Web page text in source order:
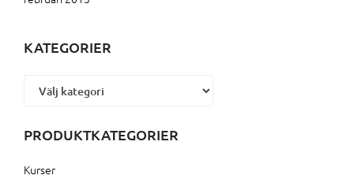
KATEGORIER
Kategorier
PRODUKTKATEGORIER
Kurser